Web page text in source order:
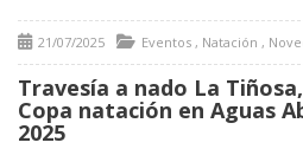
21/07/2025 Eventos , Natación ,
Travesía a nado La
Copa natación en Aguas
2025